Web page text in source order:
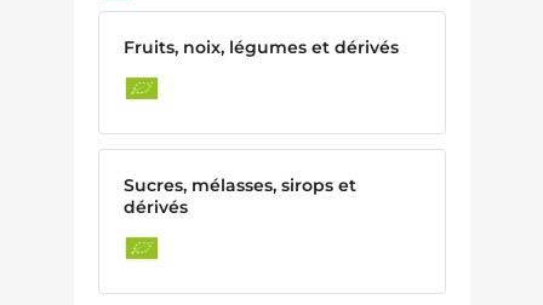
Fruits, noix, légumes et dérivés
Sucres, mélasses, sirops et
dérivés